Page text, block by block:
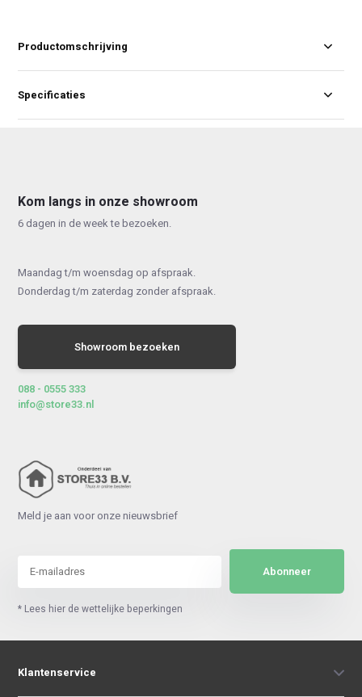
Productomschrijving
Specificaties
Kom langs in onze showroom
6 dagen in de week te bezoeken.
Maandag t/m woensdag op afspraak.
Donderdag t/m zaterdag zonder afspraak.
Showroom bezoeken
088 - 0555 333
info@store33.nl
Meld je aan voor onze nieuwsbrief
Abonneer
* Lees hier de wettelijke beperkingen
Klantenservice